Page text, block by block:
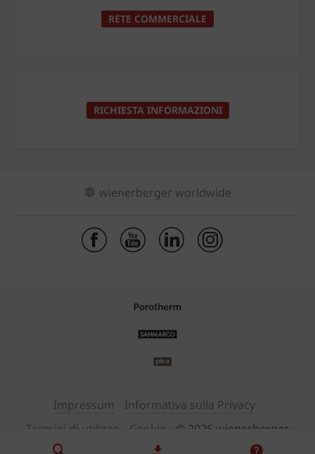
RETE COMMERCIALE
RICHIESTA INFORMAZIONI
wienerberger worldwide
Impressum
Informativa sulla Privacy
Termini di utilizzo
Cookie © 2026 wienerberger